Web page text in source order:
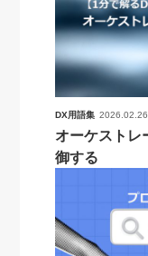
DX用語集 2026.02.26
オーケストレ
御する